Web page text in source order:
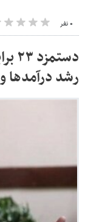
۰ نفر
رشد درآمدها